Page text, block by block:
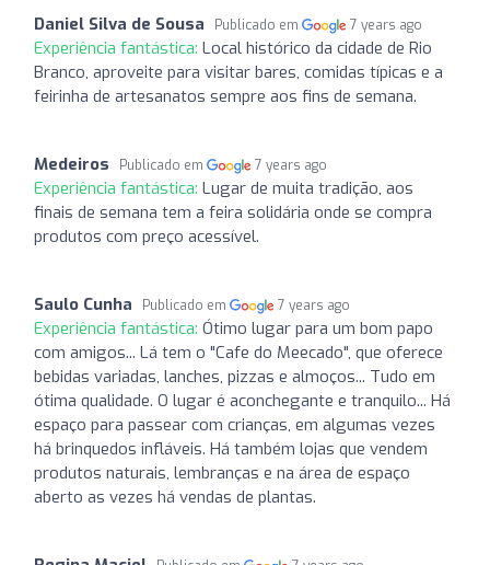
Daniel Silva de Sousa Publicado em 7 years ago
Experiência fantástica: Local histórico da cidade de Rio
Branco, aproveite para visitar bares, comidas típicas e a
feirinha de artesanatos sempre aos fins de semana.
Medeiros Publicado em 7 years ago
Experiência fantástica: Lugar de muita tradição, aos
finais de semana tem a feira solidária onde se compra
produtos com preço acessível.
Saulo Cunha Publicado em 7 years ago
Experiência fantástica: Ótimo lugar para um bom papo
com amigos... Lá tem o "Cafe do Meecado", que oferece
bebidas variadas, lanches, pizzas e almoços... Tudo em
ótima qualidade. O lugar é aconchegante e tranquilo... Há
espaço para passear com crianças, em algumas vezes
há brinquedos infláveis. Há também lojas que vendem
produtos naturais, lembranças e na área de espaço
aberto as vezes há vendas de plantas.